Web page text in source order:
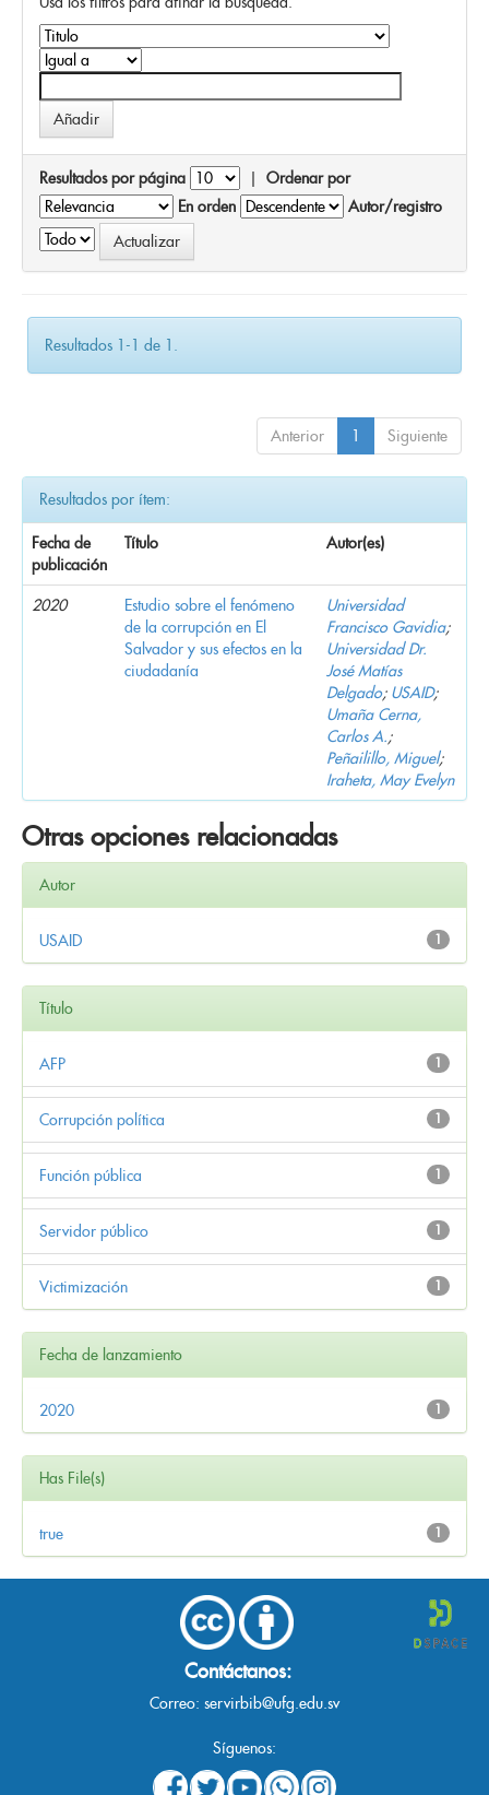
Resultados por página | Ordenar por
En orden
Autor/registro
Resultados 1-1 de 1.
Anterior 1 Siguiente
Resultados por ítem:
Fecha de
publicación
Título Autor(es)
2020
Estudio sobre el fenómeno
de la corrupción en El
Salvador y sus efectos en la
ciudadanía
Universidad
Francisco Gavidia;
Universidad Dr.
José Matías
Delgado; USAID;
Umaña Cerna,
Carlos A.;
Peñailillo, Miguel;
Iraheta, May Evelyn
Otras opciones relacionadas
Autor
1
USAID
Título
1
AFP
1
Corrupción política
1
Función pública
1
Servidor público
1
Victimización
Fecha de lanzamiento
1
2020
Has File(s)
1
true
Contáctanos:
Correo: servirbib@ufg.edu.sv
Síguenos: